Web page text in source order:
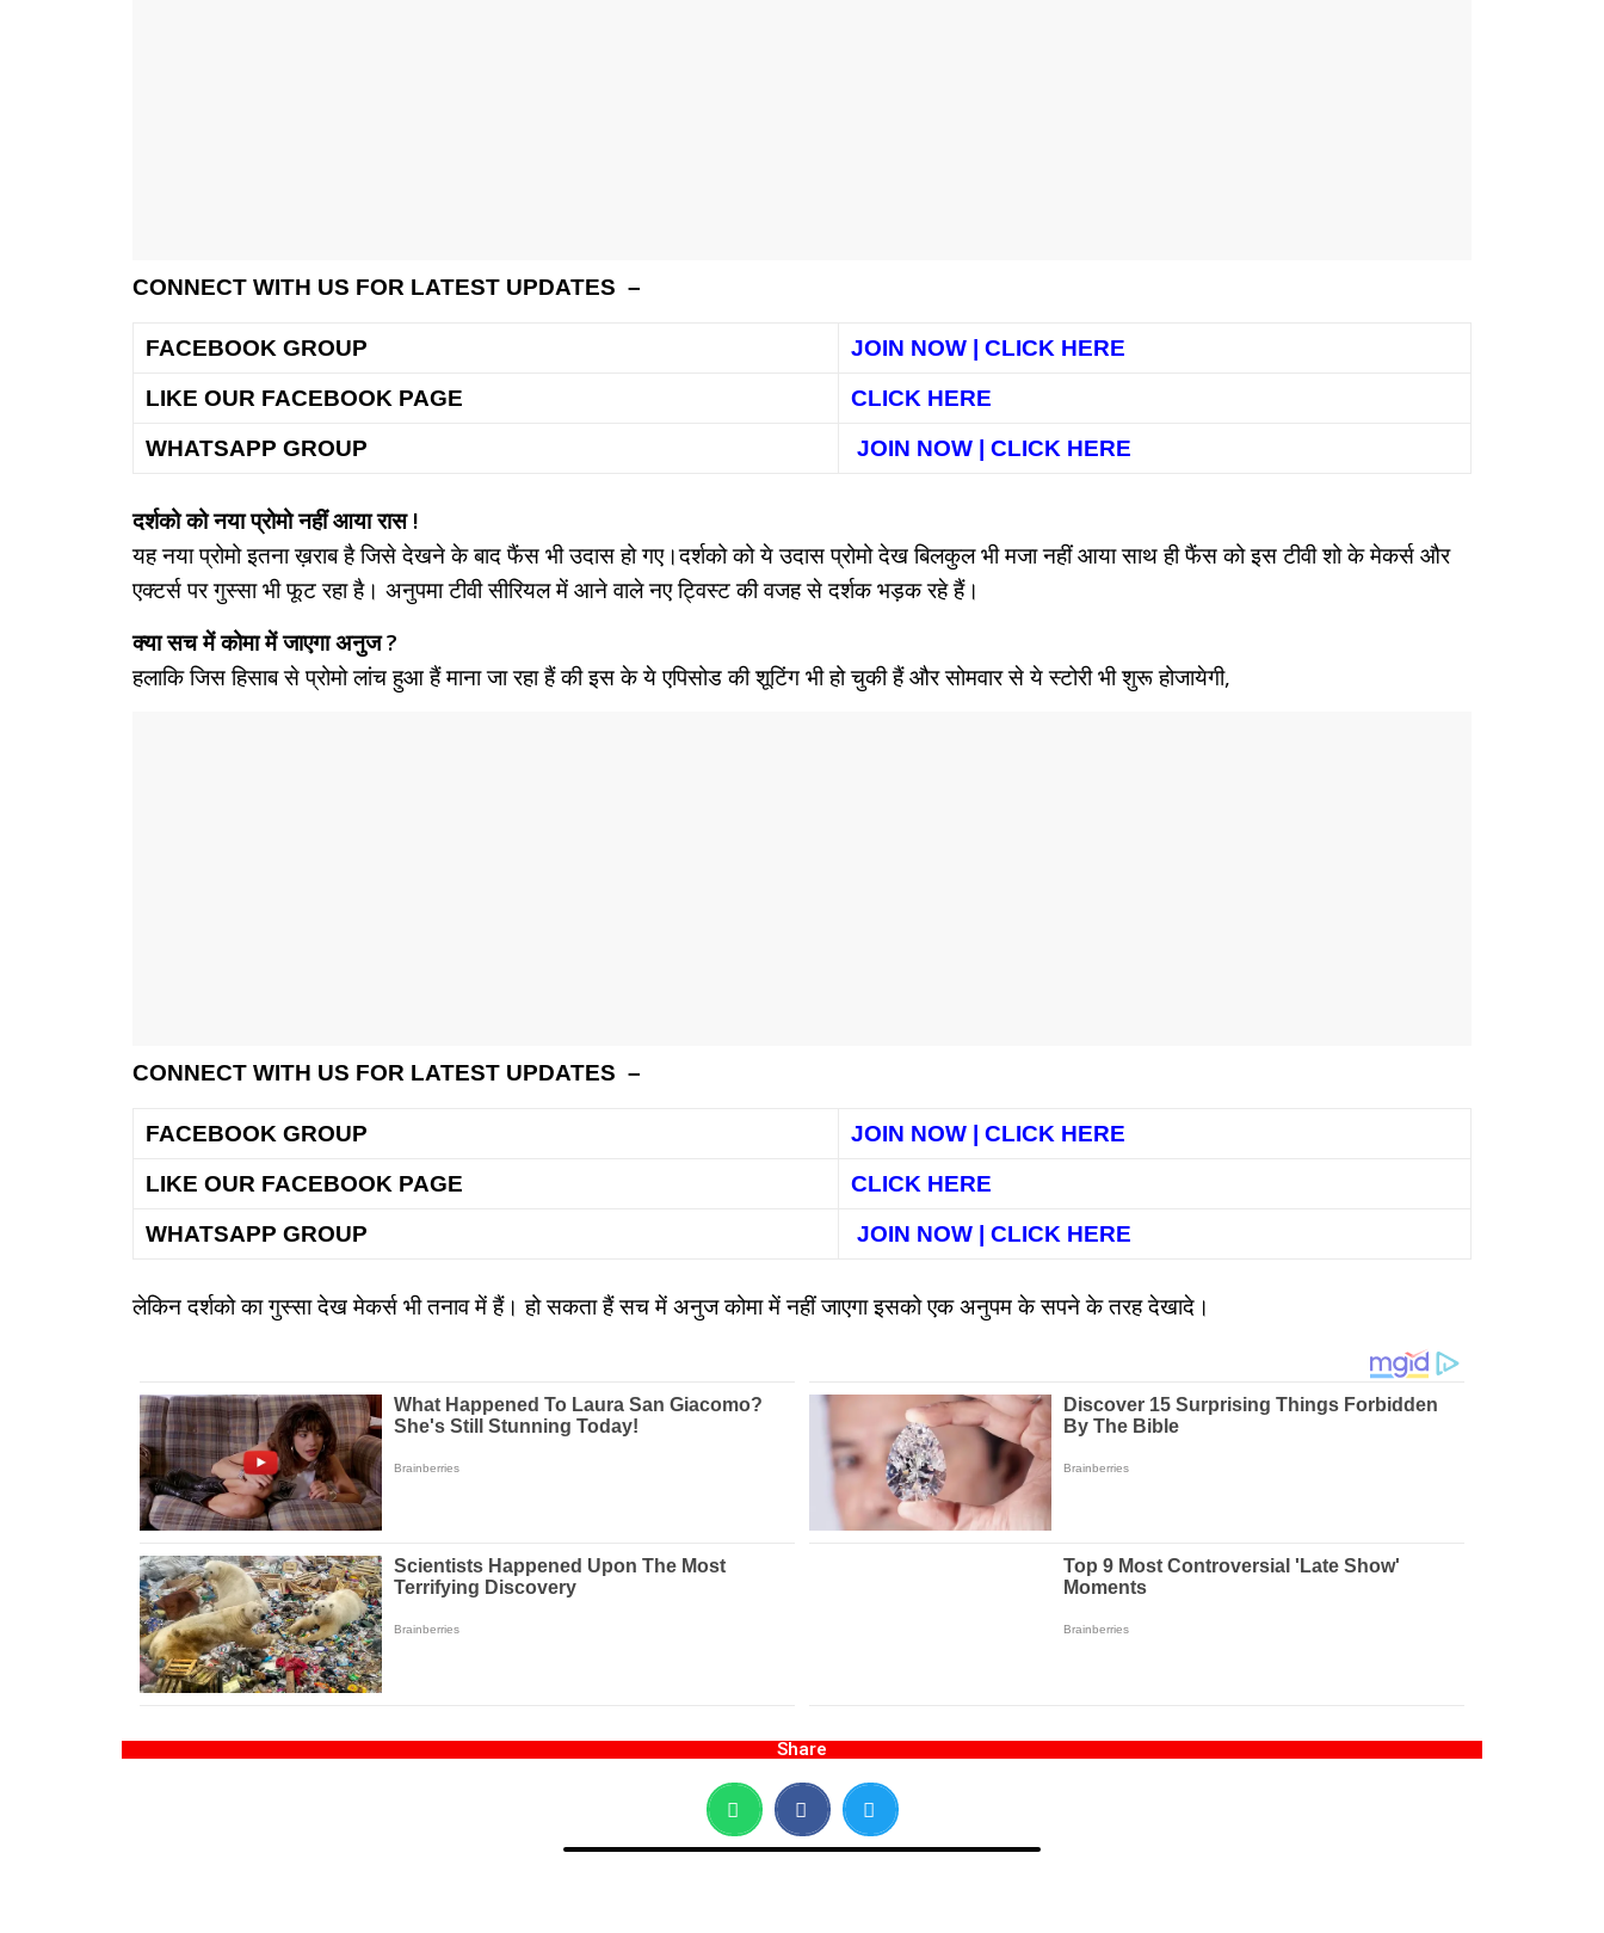
CONNECT WITH US FOR LATEST UPDATES –
FACEBOOK GROUP
JOIN NOW | CLICK HERE
LIKE OUR FACEBOOK PAGE
CLICK HERE
WHATSAPP GROUP
JOIN NOW | CLICK HERE
दर्शको को नया प्रोमो नहीं आया रास !
यह नया प्रोमो इतना ख़राब है जिसे देखने के बाद फैंस भी उदास हो गए।दर्शको को ये उदास प्रोमो देख बिलकुल भी मजा नहीं आया साथ ही फैंस को इस टीवी शो के मेकर्स और
एक्टर्स पर गुस्सा भी फूट रहा है। अनुपमा टीवी सीरियल में आने वाले नए ट्विस्ट की वजह से दर्शक भड़क रहे हैं।
क्या सच में कोमा में जाएगा अनुज ?
हलाकि जिस हिसाब से प्रोमो लांच हुआ हैं माना जा रहा हैं की इस के ये एपिसोड की शूटिंग भी हो चुकी हैं और सोमवार से ये स्टोरी भी शुरू होजायेगी,
CONNECT WITH US FOR LATEST UPDATES –
FACEBOOK GROUP
JOIN NOW | CLICK HERE
LIKE OUR FACEBOOK PAGE
CLICK HERE
WHATSAPP GROUP
JOIN NOW | CLICK HERE
लेकिन दर्शको का गुस्सा देख मेकर्स भी तनाव में हैं। हो सकता हैं सच में अनुज कोमा में नहीं जाएगा इसको एक अनुपम के सपने के तरह देखादे।
Share